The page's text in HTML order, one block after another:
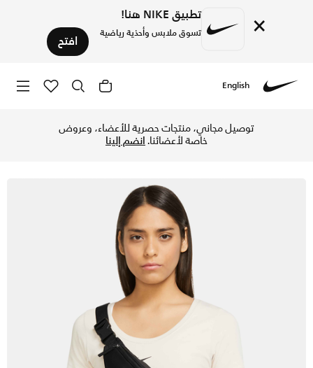
× تطبيق NIKE هنا!
تسوق ملابس وأحذية رياضية افتح
English
توصيل مجاني، منتجات حصرية للأعضاء، وعروض
خاصة لأعضائنا.انضم إلينا